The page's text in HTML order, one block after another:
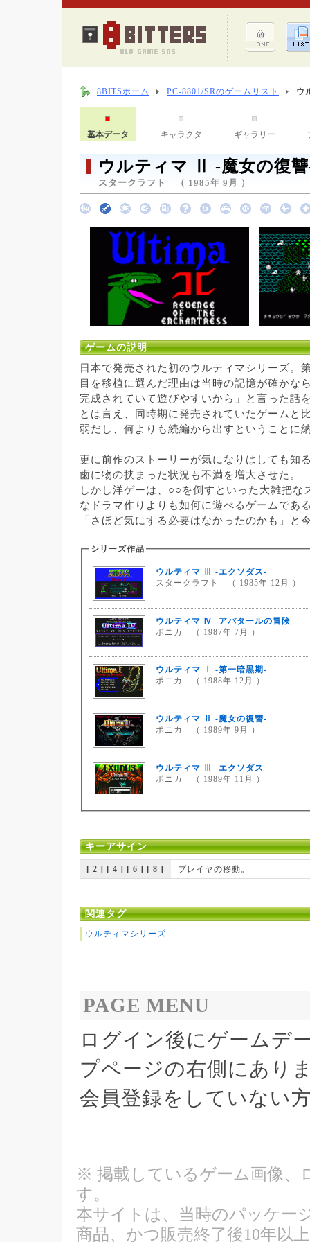
8BITSホーム PC-8801/SRのゲームリスト ウ
基本データ キャラクタ ギャラリー
ウルティマ Ⅱ -魔女の復
スタークラフト （ 1985年 9月 ）
ゲームの説明
日本で発売された初のウルティマシリーズ。
目を移植に選んだ理由は当時の記憶が確かな
完成されていて遊びやすいから」と言った話
とは言え、同時期に発売されていたゲームと
弱だし、何よりも続編から出すということに
更に前作のストーリーが気になりはしても知
歯に物の挟まった状況も不満を増大させた。
しかし洋ゲーは、○○を倒すといった大雑把な
なドラマ作りよりも如何に遊べるゲームであ
「さほど気にする必要はなかったのかも」と
シリーズ作品
ウルティマ Ⅲ -エクソダス-
スタークラフト （ 1985年 12月 ）
ウルティマ Ⅳ -アバタールの冒険-
ポニカ （ 1987年 7月 ）
ウルティマ Ⅰ -第一暗黒期-
ポニカ （ 1988年 12月 ）
ウルティマ Ⅱ -魔女の復讐-
ポニカ （ 1989年 9月 ）
ウルティマ Ⅲ -エクソダス-
ポニカ （ 1989年 11月 ）
キーアサイン
[ 2 ] [ 4 ] [ 6 ] [ 8 ] プレイヤの移動。
関連タグ
ウルティマシリーズ
PAGE MENU
ログイン後にゲームデ
プページの右側にあり
会員登録をしていない
※ 掲載しているゲーム画像、
す。
本サイトは、当時のパッケー
商品、かつ販売終了後10年以